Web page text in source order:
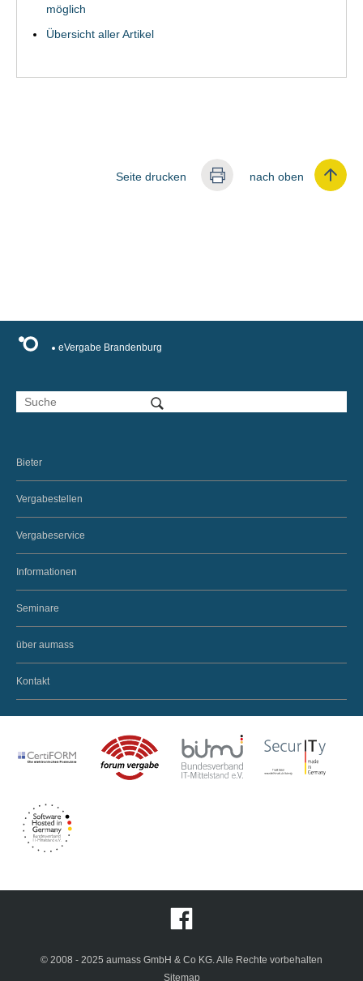
möglich
Übersicht aller Artikel
nach oben
Seite drucken
eVergabe Brandenburg
Bieter
Vergabestellen
Vergabeservice
Informationen
Seminare
über aumass
Kontakt
© 2008 - 2025 aumass GmbH & Co KG. Alle Rechte vorbehalten
Sitemap